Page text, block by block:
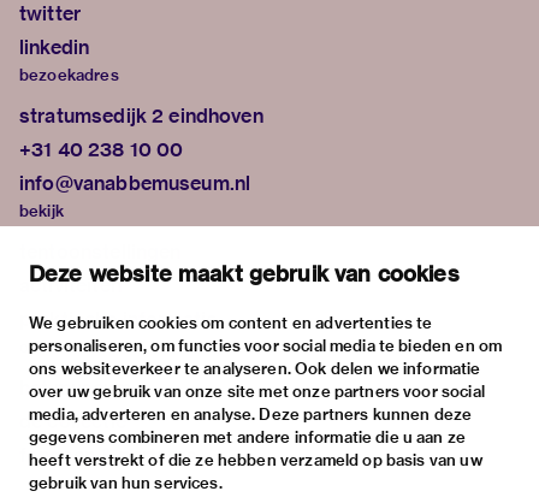
Deze website maakt gebruik van cookies
We gebruiken cookies om content en advertenties te
personaliseren, om functies voor social media te bieden en om
ons websiteverkeer te analyseren. Ook delen we informatie
over uw gebruik van onze site met onze partners voor social
media, adverteren en analyse. Deze partners kunnen deze
gegevens combineren met andere informatie die u aan ze
heeft verstrekt of die ze hebben verzameld op basis van uw
gebruik van hun services.
twitter
linkedin
bezoekadres
stratumsedijk 2 eindhoven
+31 40 238 10 00
info@vanabbemuseum.nl
bekijk
activiteiten
praktische informatie
over
het museum
de collectie
fondsen & partners